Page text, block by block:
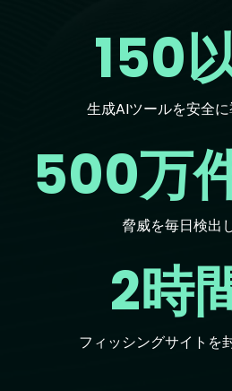
150
生成AIツールを安全に
500万
脅威を毎日検出
2時
フィッシングサイトを